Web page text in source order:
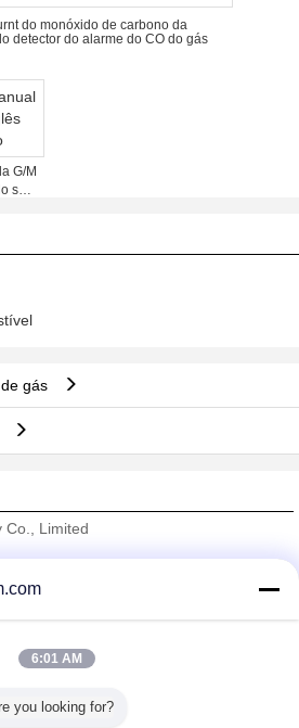
do monóxido de carbono da
detector do alarme do CO do gás
G/M
sem
gás
Co., Limited
Suplier
6:01 AM
you looking for?